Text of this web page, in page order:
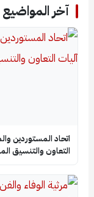
آخر المواضيع
اتحاد المستوردين
التعاون والتنسيق